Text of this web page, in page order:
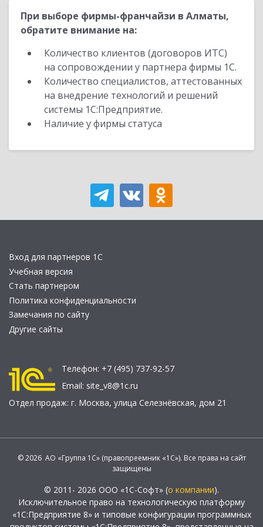
При выборе фирмы-франчайзи в Алматы,
обратите внимание на:
Количество клиентов (договоров ИТС)
на сопровождении у партнера фирмы 1С.
Количество специалистов, аттестованных
на внедрение технологий и решений
системы 1С:Предприятие.
Наличие у фирмы статуса
Вход для партнеров 1С
Учебная версия
Стать партнером
Политика конфиденциальности
Замечания по сайту
Другие сайты
Телефон: +7 (495) 737-92-57
Email: site_v8@1c.ru
Отдел продаж: г. Москва, улица Селезнёвская, дом 21
© 2026 АО «Группа 1С» (правопреемник «1С»). Все права на сайт
защищены
© 2011- 2026 ООО «1С-Софт» (о компании).
Исключительное право на технологическую платформу
«1С:Предприятие 8» и типовые конфигурации программных